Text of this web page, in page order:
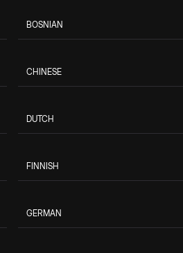
BOSNIAN
CHINESE
DUTCH
FINNISH
GERMAN